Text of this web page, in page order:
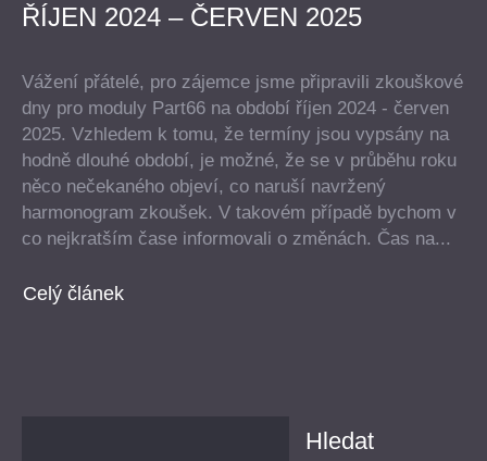
ŘÍJEN 2024 – ČERVEN 2025
Vážení přátelé, pro zájemce jsme připravili zkouškové
dny pro moduly Part66 na období říjen 2024 - červen
2025. Vzhledem k tomu, že termíny jsou vypsány na
hodně dlouhé období, je možné, že se v průběhu roku
něco nečekaného objeví, co naruší navržený
harmonogram zkoušek. V takovém případě bychom v
co nejkratším čase informovali o změnách. Čas na...
Celý článek